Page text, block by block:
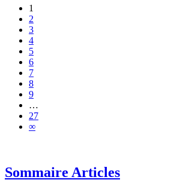
1
2
3
4
5
6
7
8
9
…
27
∞
Sommaire Articles